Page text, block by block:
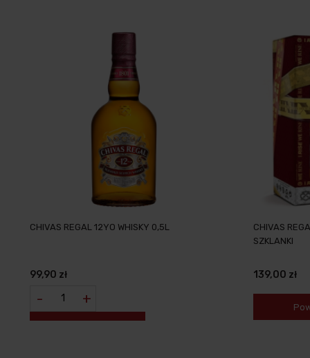
CHIVAS REGAL 12YO WHISKY 0,5L
99,90 zł
- +
CHIVAS
SZKLANKI
139,00 zł